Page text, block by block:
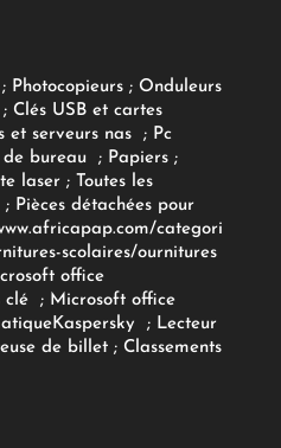
Photocopieurs; Onduleurs
; Clés USB et cartes
et serveurs nas ; Pc
de bureau ; Papiers;
laser; Toutes les
; Pièces détachées pour
categori
scolaires/ournitures
office
clé; Microsoft office
Kaspersky ; Lecteur
de billet; Classements